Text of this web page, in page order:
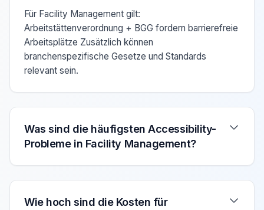
Für Facility Management gilt:
Arbeitstättenverordnung + BGG fordern barrierefreie
Arbeitsplätze Zusätzlich können
branchenspezifische Gesetze und Standards
relevant sein.
Was sind die häufigsten Accessibility-
Probleme in Facility Management?
Wie hoch sind die Kosten für